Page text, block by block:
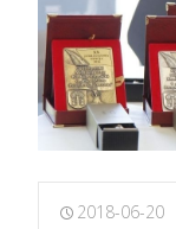
2018-06-20